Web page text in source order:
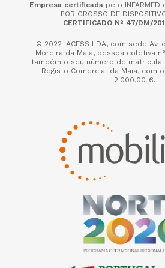
Empresa certificadapelo INFARMED
POR GROSSO DE
CERTIFICADO Nº 47/DM/
© 2022 IACESS LDA, com sede Av.
Moreira da Maia, pessoa coletiva
também o seu número de matrícula
Registo Comercial da Maia, com
2.000,00 €.